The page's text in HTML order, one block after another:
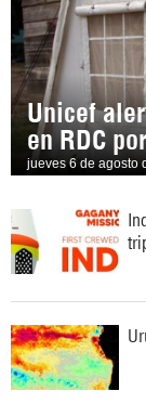
Unicef
en RDC
jueves 6 de agosto